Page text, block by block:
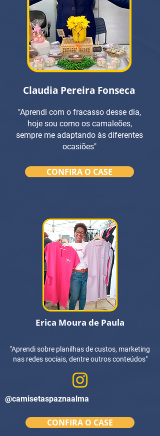
Claudia Pereira Fonseca
"Aprendi com o fracasso desse dia,
hoje sou como os camaleões,
sempre me adaptando às diferentes
ocasiões"
CONFIRA O CASE
Erica Moura de Paula
"Aprendi sobre planilhas de custos, marketing
nas redes sociais, dentre outros conteúdos"
@camisetaspaznaalma
CONFIRA O CASE